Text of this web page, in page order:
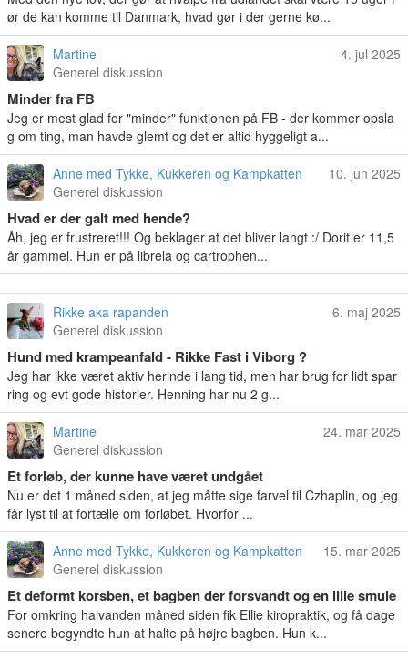
ør de kan komme til Danmark, hvad gør i der gerne kø...
Martine
Generel diskussion
4. jul 2025
Minder fra FB
Jeg er mest glad for "minder" funktionen på FB - der kommer opsla
g om ting, man havde glemt og det er altid hyggeligt a...
Anne med Tykke, Kukkeren og Kampkatten
Generel diskussion
10. jun 2025
Hvad er der galt med hende?
Åh, jeg er frustreret!!! Og beklager at det bliver langt :/ Dorit er 11,5
år gammel. Hun er på librela og cartrophen...
Rikke aka rapanden
Generel diskussion
6. maj 2025
Hund med krampeanfald - Rikke Fast i Viborg ?
Jeg har ikke været aktiv herinde i lang tid, men har brug for lidt spar
ring og evt gode historier. Henning har nu 2 g...
Martine
Generel diskussion
24. mar 2025
Et forløb, der kunne have været undgået
Nu er det 1 måned siden, at jeg måtte sige farvel til Czhaplin, og jeg
får lyst til at fortælle om forløbet. Hvorfor ...
Anne med Tykke, Kukkeren og Kampkatten
Generel diskussion
15. mar 2025
Et deformt korsben, et bagben der forsvandt og en lille smule
magi
For omkring halvanden måned siden fik Ellie kiropraktik, og få dage
senere begyndte hun at halte på højre bagben. Hun k...